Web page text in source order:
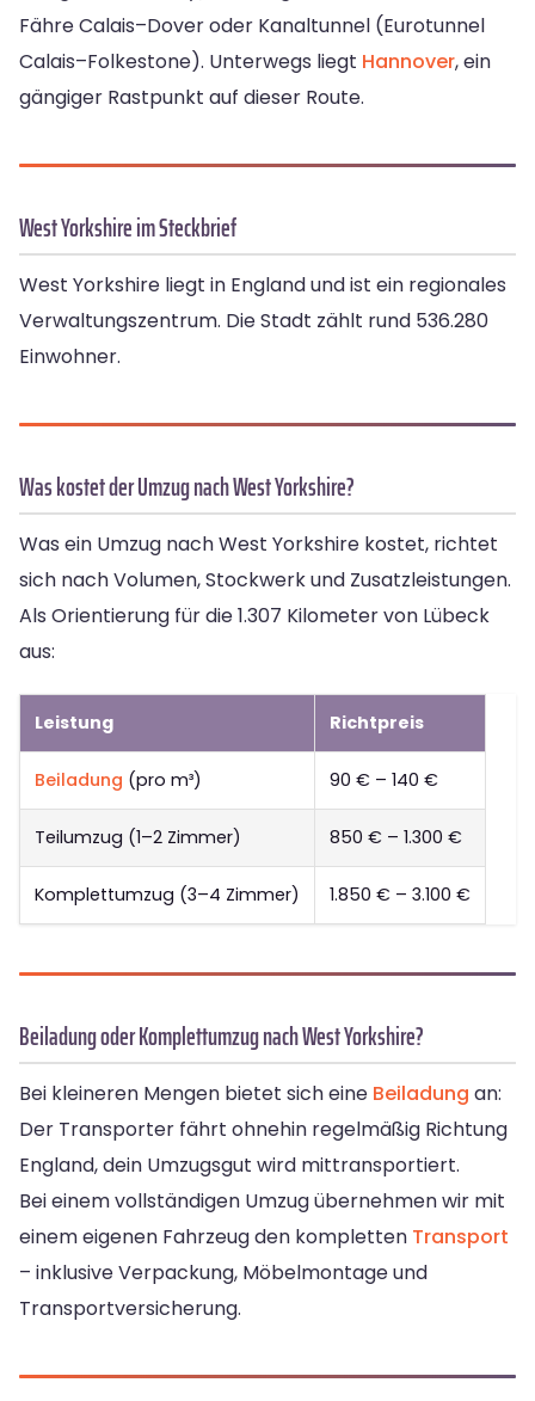
Fähre Calais–Dover oder Kanaltunnel (Eurotunnel
Calais–Folkestone). Unterwegs liegt Hannover, ein
gängiger Rastpunkt auf dieser Route.
West Yorkshire im Steckbrief
West Yorkshire liegt in England und ist ein regionales
Verwaltungszentrum. Die Stadt zählt rund 536.280
Einwohner.
Was kostet der Umzug nach West Yorkshire?
Was ein Umzug nach West Yorkshire kostet, richtet
sich nach Volumen, Stockwerk und Zusatzleistungen.
Als Orientierung für die 1.307 Kilometer von Lübeck
aus:
Leistung Richtpreis
Beiladung (pro m³) 90 € – 140 €
Teilumzug (1–2 Zimmer) 850 € – 1.300 €
Komplettumzug (3–4 Zimmer) 1.850 € – 3.100 €
Beiladung oder Komplettumzug nach West Yorkshire?
Bei kleineren Mengen bietet sich eine Beiladung an:
Der Transporter fährt ohnehin regelmäßig Richtung
England, dein Umzugsgut wird mittransportiert.
Bei einem vollständigen Umzug übernehmen wir mit
einem eigenen Fahrzeug den kompletten Transport
– inklusive Verpackung, Möbelmontage und
Transportversicherung.